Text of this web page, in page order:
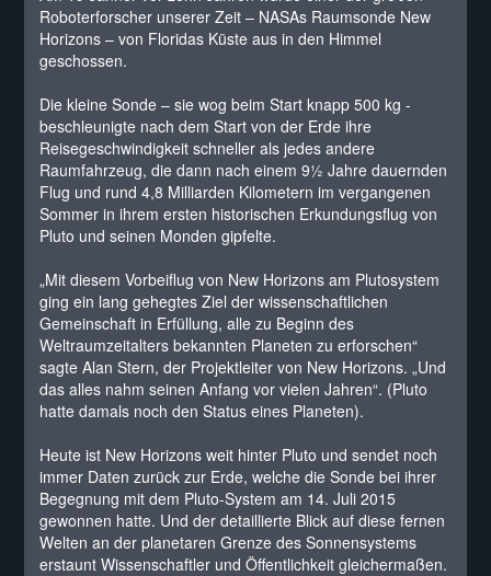
Roboterforscher unserer Zeit – NASAs Raumsonde New
Horizons – von Floridas Küste aus in den Himmel
geschossen.
Die kleine Sonde – sie wog beim Start knapp 500 kg -
beschleunigte nach dem Start von der Erde ihre
Reisegeschwindigkeit schneller als jedes andere
Raumfahrzeug, die dann nach einem 9½ Jahre dauernden
Flug und rund 4,8 Milliarden Kilometern im vergangenen
Sommer in ihrem ersten historischen Erkundungsflug von
Pluto und seinen Monden gipfelte.
„Mit diesem Vorbeiflug von New Horizons am Plutosystem
ging ein lang gehegtes Ziel der wissenschaftlichen
Gemeinschaft in Erfüllung, alle zu Beginn des
Weltraumzeitalters bekannten Planeten zu erforschen“
sagte Alan Stern, der Projektleiter von New Horizons. „Und
das alles nahm seinen Anfang vor vielen Jahren“. (Pluto
hatte damals noch den Status eines Planeten).
Heute ist New Horizons weit hinter Pluto und sendet noch
immer Daten zurück zur Erde, welche die Sonde bei ihrer
Begegnung mit dem Pluto-System am 14. Juli 2015
gewonnen hatte. Und der detaillierte Blick auf diese fernen
Welten an der planetaren Grenze des Sonnensystems
erstaunt Wissenschaftler und Öffentlichkeit gleichermaßen.